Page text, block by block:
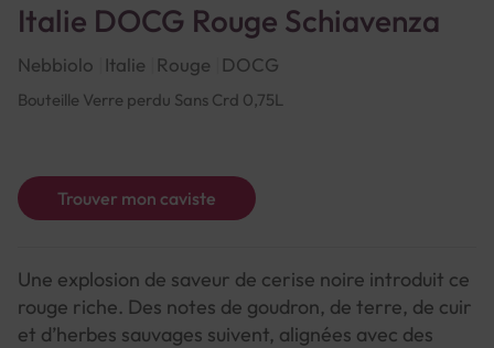
Italie DOCG Rouge Schiavenza
Nebbiolo Italie Rouge DOCG
Bouteille Verre perdu Sans Crd 0,75L
Trouver mon caviste
Une explosion de saveur de cerise noire introduit ce
rouge riche. Des notes de goudron, de terre, de cuir
et d’herbes sauvages suivent, alignées avec des